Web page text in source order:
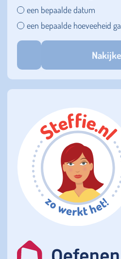
een bepaalde datum
een bepaalde hoeveeheid